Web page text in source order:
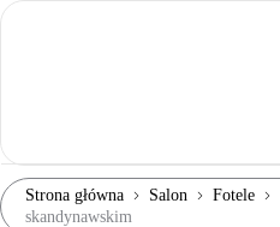
Strona główna Salon Fotele
skandynawskim